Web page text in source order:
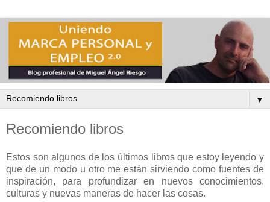
▼
Recomiendo libros
Estos son algunos de los últimos libros que estoy leyendo y
que de un modo u otro me están sirviendo como fuentes de
inspiración, para profundizar en nuevos conocimientos,
culturas y nuevas maneras de hacer las cosas.